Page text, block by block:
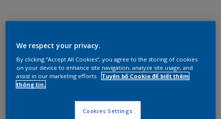
We respect your privacy.
By clicking “Accept All Cookies”, you agree to the storing of cookies
on your device to enhance site navigation, analyze site usage, and
assist in our marketing efforts.
Tuyên bố Cookie để biết thêm
thông tin.
Cookies Settings